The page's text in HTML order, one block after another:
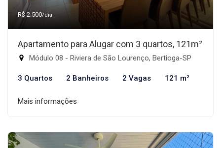
R$ 2.500/dia
Apartamento para Alugar com 3 quartos, 121m²
Módulo 08 - Riviera de São Lourenço, Bertioga-SP
3 Quartos 2 Banheiros 2 Vagas 121 m²
Mais informações